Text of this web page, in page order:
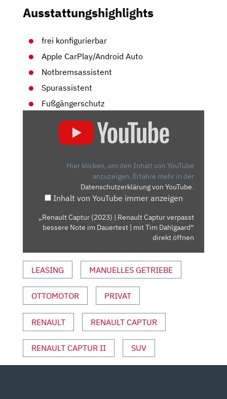
Ausstattungshighlights
frei konfigurierbar
Apple CarPlay/Android Auto
Notbremsassistent
Spurassistent
Fußgängerschutz
BESSERE
MIT
TIM
DAHLGAARD“
VON
ANZEIGEN
Hier klicken, um den Inhalt von YouTube
anzuzeigen. Erfahre mehr in der
Datenschutzerklärung von YouTube.
Inhalt von YouTube immer anzeigen
„Renault Captur (2023) | Renault Captur verpasst
bessere Note im Dauertest | mit Tim Dahlgaard“
direkt öffnen
LEASING MANUELLES GETRIEBE
OTTOMOTOR PRIVAT
RENAULT RENAULT CAPTUR
RENAULT CAPTUR II SUV